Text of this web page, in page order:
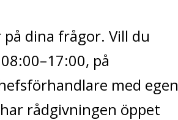
dina frågor. Vill du
på
med egen
rådgivningen öppet